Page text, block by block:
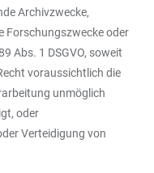
Archivzwecke,
Forschungszwecke oder
Abs. 1 DSGVO, soweit
voraussichtlich die
unmöglich
oder
Verteidigung von